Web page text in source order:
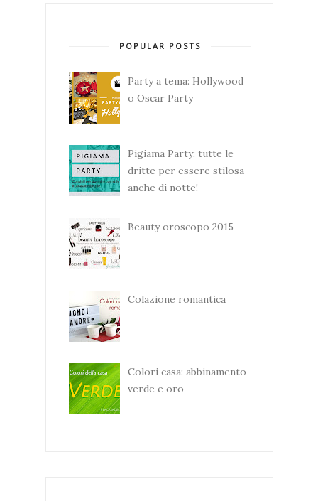
POPULAR POSTS
Party a tema: Hollywood
o Oscar Party
Pigiama Party: tutte le
dritte per essere stilosa
anche di notte!
Beauty oroscopo 2015
Colazione romantica
Colori casa: abbinamento
verde e oro